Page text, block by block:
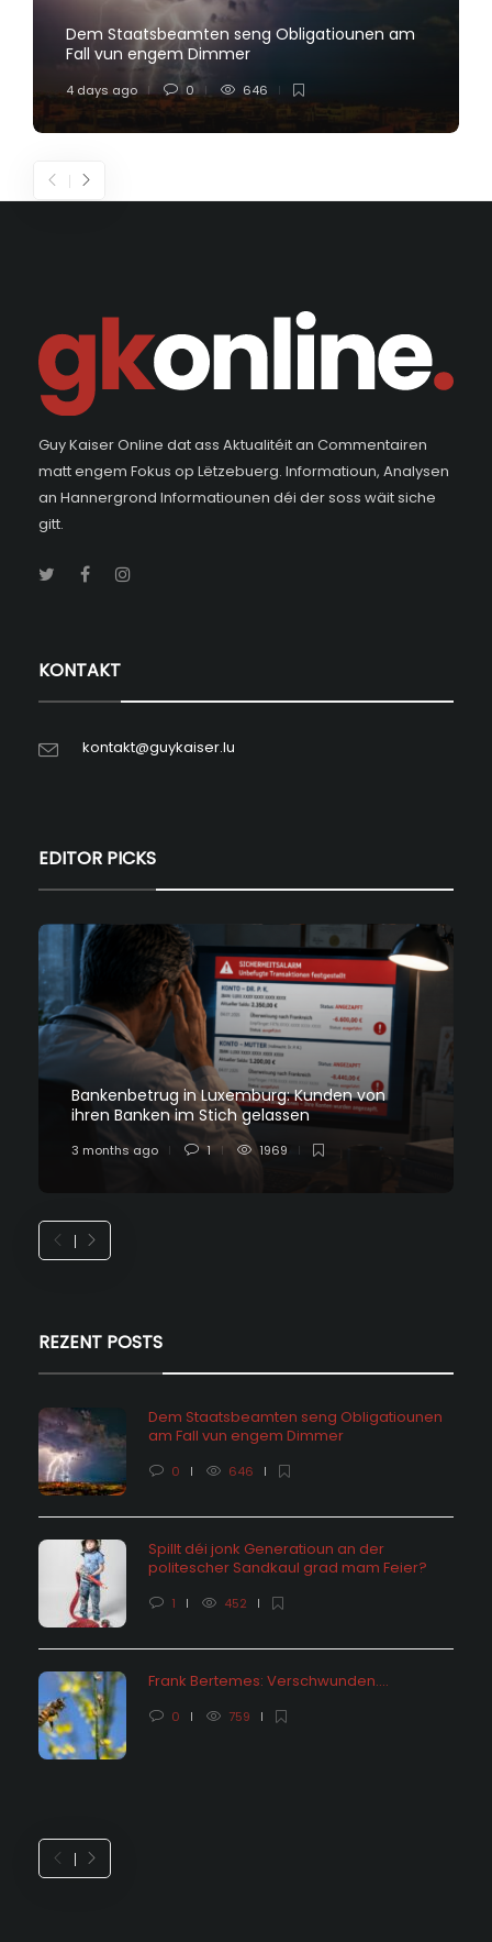
Dem Staatsbeamten seng Obligatiounen am
Fall vun engem Dimmer
4 days ago 0 646
Guy Kaiser Online dat ass Aktualitéit an Commentairen
matt engem Fokus op Lëtzebuerg. Informatioun, Analysen
an Hannergrond Informatiounen déi der soss wäit siche
gitt.
KONTAKT
kontakt@guykaiser.lu
EDITOR PICKS
Bankenbetrug in Luxemburg: Kunden von
ihren Banken im Stich gelassen
3 months ago 1 1969
REZENT POSTS
Dem Staatsbeamten seng Obligatiounen
am Fall vun engem Dimmer
0 646
Spillt déi jonk Generatioun an der
politescher Sandkaul grad mam Feier?
1 452
Frank Bertemes: Verschwunden….
0 759